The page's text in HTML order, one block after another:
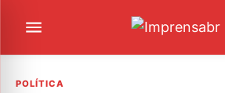
POLÍTICA